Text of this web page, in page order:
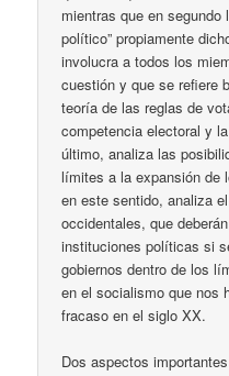
mientras que en segundo
político” propiamente
involucra a todos los
cuestión y que se refiere
teoría de las reglas de
competencia electoral y
último, analiza las
límites a la expansión de
en este sentido, analiza
occidentales, que
instituciones políticas si
gobiernos dentro de los
en el socialismo que nos
fracaso en el siglo XX.
Dos aspectos